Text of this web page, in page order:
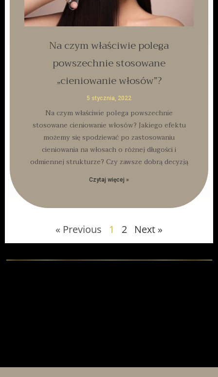
Na czym właściwie polega
powszechnie stosowane
„cieniowanie włosów”?
5 stycznia, 2022
Na czym właściwie polega powszechnie
stosowane cieniowanie włosów? Jakiego efektu
możemy się spodziewać po zastosowaniu
cieniowania na włosach o różnej długości i
odmiennej strukturze? Czy zawsze dobrą decyzją
Czytaj więcej »
« Previous 1 2 Next »